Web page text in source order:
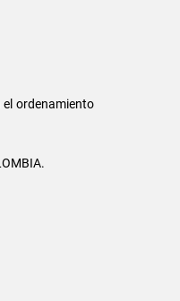
ordenamiento